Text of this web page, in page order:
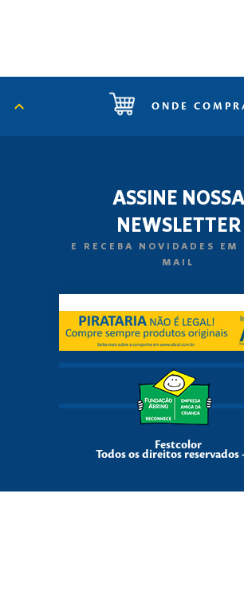
ONDE
ASSINE NOSSA
NEWSLETTER
E RECEBA NOVIDADES EM
MAIL
Festcolor
Todos os direitos reservados